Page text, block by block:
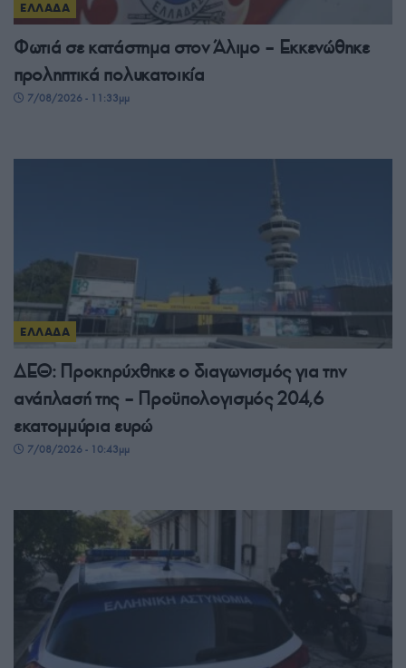
ΕΛΛΑΔΑ
Φωτιά σε κατάστημα στον Άλιμο – Εκκενώθηκε
προληπτικά πολυκατοικία
7/08/2026 - 11:33μμ
ΕΛΛΑΔΑ
ΔΕΘ: Προκηρύχθηκε ο διαγωνισμός για την
ανάπλασή της – Προϋπολογισμός 204,6
εκατομμύρια ευρώ
7/08/2026 - 10:43μμ